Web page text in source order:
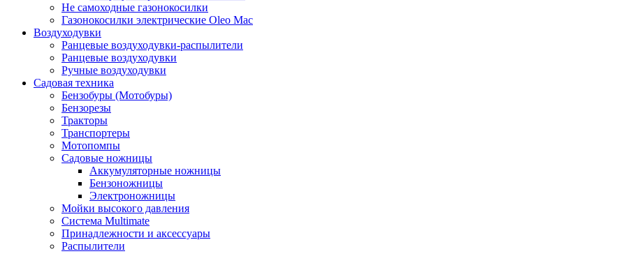
Не самоходные газонокосилки
Газонокосилки электрические Oleo Mac
Воздуходувки
Ранцевые воздуходувки-распылители
Ранцевые воздуходувки
Ручные воздуходувки
Садовая техника
Бензобуры (Мотобуры)
Бензорезы
Тракторы
Транспортеры
Мотопомпы
Садовые ножницы
Аккумуляторные ножницы
Бензоножницы
Электроножницы
Мойки высокого давления
Система Multimate
Принадлежности и аксессуары
Распылители